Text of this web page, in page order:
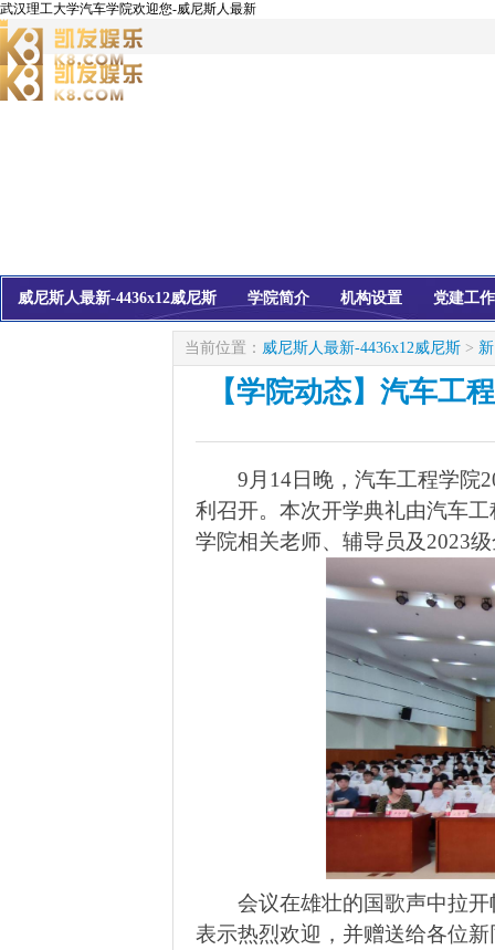
武汉理工大学汽车学院欢迎您-威尼斯人最新
威尼斯人最新-4436x12威尼斯 学院简介 机构设置 党建工作
当前位置： 威尼斯人最新-4436x12威尼斯 >
【学院动态】汽车工
9 月 14日晚，汽车工程学院
利召开。本次开学典礼由汽车
学院相关老师、辅导员及2023
会议在雄壮的国歌声中拉
表示热烈欢迎，并赠送给各位